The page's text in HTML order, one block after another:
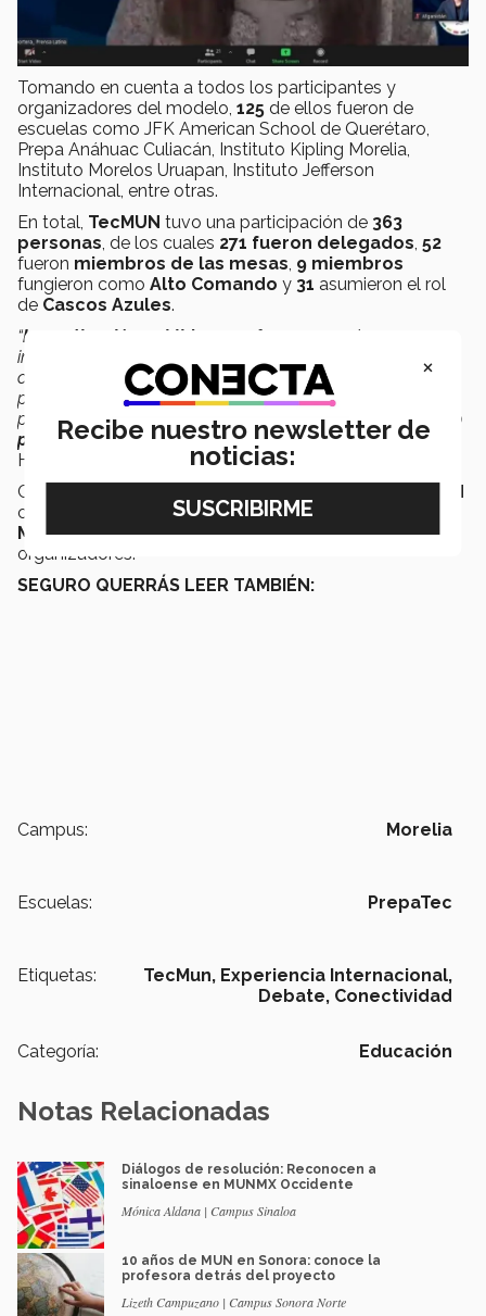
Tomando en cuenta a todos los participantes y
organizadores del modelo, 125 de ellos fueron de
escuelas como JFK American School de Querétaro,
Prepa Anáhuac Culiacán, Instituto Kipling Morelia,
Instituto Morelos Uruapan, Instituto Jefferson
Internacional, entre otras.
En total, TecMUN tuvo una participación de 363
personas , de los cuales 271 fueron delegados 52
fueron miembros de las mesas 9 miembros
fungieron como Alto Comando y 31 asumieron el rol
de Cascos Azules.
“La motivación y el liderazgo
fueron aspectos muy
importantes en la realización de este
convirtiendo
los obstáculos en nuevas oportunidades
para hacer un evento totalmente nuevo, para que los
participantes
pudieran desarrollarse tanto en el ámbito
personal,como en el profesional”, comenta Lizbeth
Hernández.
Con las cifras obtenidas, este fue
el segundo TecMUN
con
más asistenciaque se ha hecho en
Morelia, superando las expectativas de los
organizadores.
SEGURO QUERRÁS LEER TAMBIÉN:
Campus: Morelia
Escuelas: PrepaTec
Etiquetas: TecMun, Experiencia Internacional,
Debate, Conectividad
Categoría: Educación
Notas Relacionadas
Diálogos de resolución: Reconocen a
sinaloense en MUNMX Occidente
Mónica Aldana | Campus Sinaloa
10 años de MUN en Sonora: conoce la
profesora detrás del proyecto
Lizeth Campuzano | Campus Sonora Norte
×
Recibe nuestro newsletter de
noticias: